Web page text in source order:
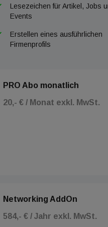
Lesezeichen für Artikel, Jobs
Events
Erstellen eines ausführlichen
Firmenprofils
PRO Abo monatlich
20,- € / Monat exkl. MwSt.
Networking AddOn
584,- € / Jahr exkl. MwSt.